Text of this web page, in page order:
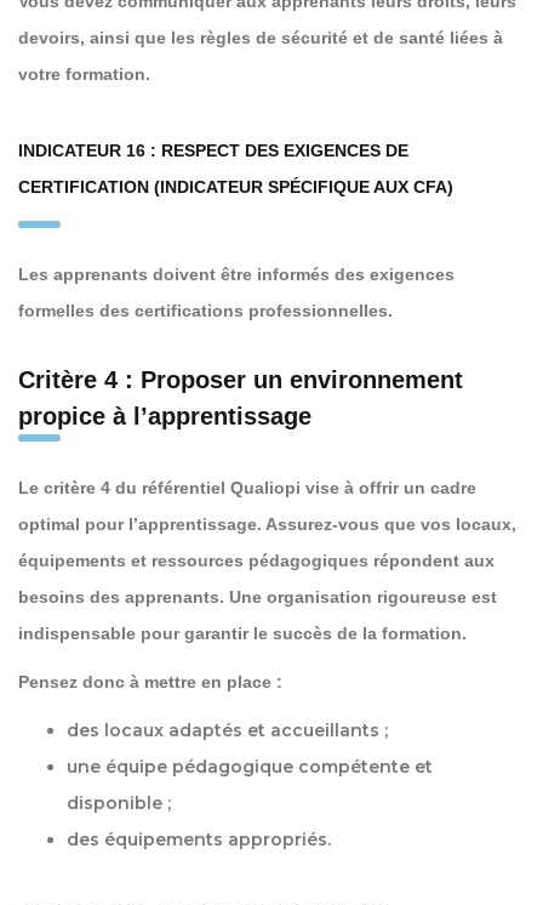
devoirs, ainsi que les règles de sécurité et de santé liées à
votre formation.
INDICATEUR 16 : RESPECT DES EXIGENCES DE
CERTIFICATION (INDICATEUR SPÉCIFIQUE AUX CFA)
Les apprenants doivent être informés des exigences
formelles des certifications professionnelles.
Critère 4 : Proposer un environnement
propice à l’apprentissage
Le critère 4 du référentiel Qualiopi vise à offrir un cadre
optimal pour l’apprentissage. Assurez-vous que vos locaux,
équipements et ressources pédagogiques répondent aux
besoins des apprenants. Une organisation rigoureuse est
indispensable pour garantir le succès de la formation.
Pensez donc à mettre en place :
des locaux adaptés et accueillants ;
une équipe pédagogique compétente et
disponible ;
des équipements appropriés.